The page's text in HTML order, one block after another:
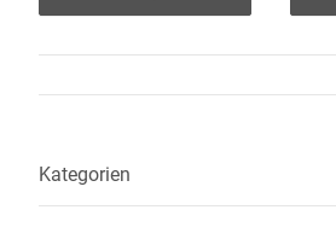
Kategorien